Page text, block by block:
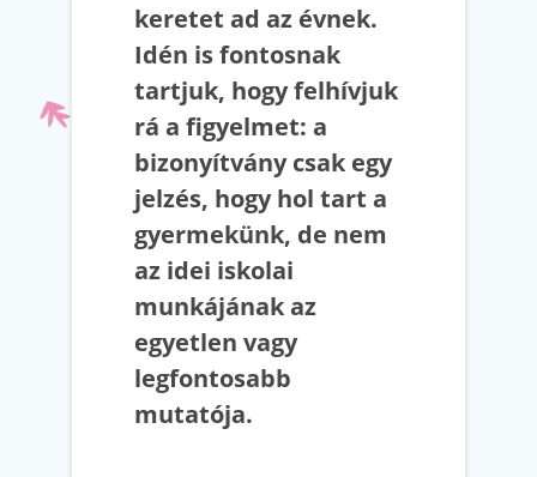
keretet ad az évnek.
Idén is fontosnak
tartjuk, hogy felhívjuk
rá a figyelmet: a
bizonyítvány csak egy
jelzés, hogy hol tart a
gyermekünk, de nem
az idei iskolai
munkájának az
egyetlen vagy
legfontosabb
mutatója.